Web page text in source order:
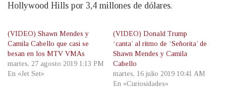
Hollywood Hills por 3,4 millones de dólares.
(VIDEO) Shawn Mendes y
Camila Cabello que casi se
besan en los MTV VMAs
martes, 27 agosto 2019 1:13 PM
En «Jet Set»
(VIDEO) Donald Trump
‘canta’ al ritmo de ‘Señorita’ de
Shawn Mendes y Camila
Cabello
martes, 16 julio 2019 10:41 AM
En «Curiosidades»